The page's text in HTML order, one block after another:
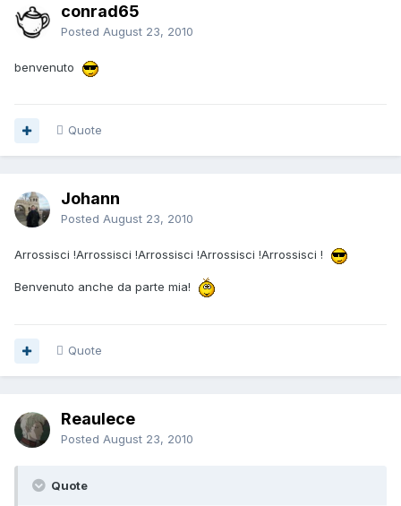
conrad65
Posted August 23, 2010
benvenuto
Quote
Johann
Posted August 23, 2010
Arrossisci !Arrossisci !Arrossisci !Arrossisci !Arrossisci !
Benvenuto anche da parte mia!
Quote
Reaulece
Posted August 23, 2010
Quote